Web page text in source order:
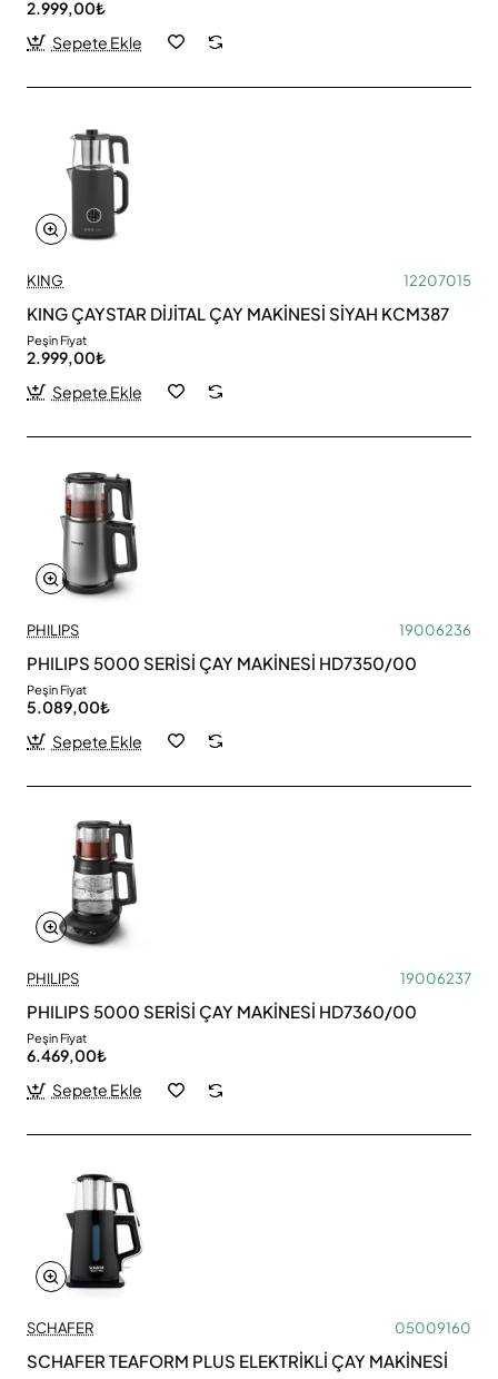
2.999,00₺
Sepete Ekle
KING 12207015
KING ÇAYSTAR DİJİTAL ÇAY MAKİNESİ SİYAH KCM387
Peşin Fiyat
2.999,00₺
Sepete Ekle
PHILIPS 19006236
PHILIPS 5000 SERİSİ ÇAY MAKİNESİ HD7350/00
Peşin Fiyat
5.089,00₺
Sepete Ekle
PHILIPS 19006237
PHILIPS 5000 SERİSİ ÇAY MAKİNESİ HD7360/00
Peşin Fiyat
6.469,00₺
Sepete Ekle
SCHAFER 05009160
SCHAFER TEAFORM PLUS ELEKTRİKLİ ÇAY MAKİNESİ